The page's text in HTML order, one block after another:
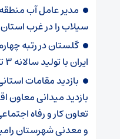
مدیر عامل آب
سیلاب را در غرب
گلستان در رتبه
ایران با تولید سالانه ۳ تن
بازدید مقامات
بازدید میدانی معاون
تعاون کار و رفاه
و معدنی شهرستان